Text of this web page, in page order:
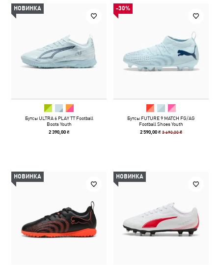
НОВИНКА
Бутсы ULTRA 6 PLAY TT Football
Boots Youth
2 390,00 ₴
-30%
Бутсы FUTURE 9 MATCH FG/AG
Football Shoes Youth
2 590,00 ₴3 690,00 ₴
НОВИНКА НОВИНКА